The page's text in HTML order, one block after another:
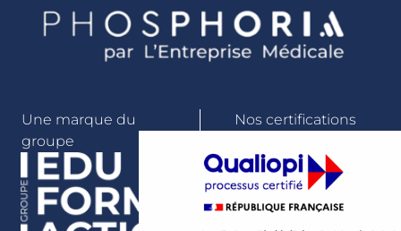
Une marque du
groupe
Nos certifications